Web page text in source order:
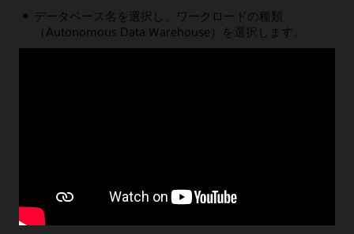
データベース名を選択し、ワークロードの種類
（Autonomous Data Warehouse）を選択します。
ステップ3